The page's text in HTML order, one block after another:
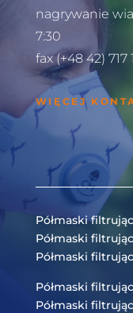
nagrywanie
7:30
fax (+48 42) 717
WIĘCEJ
Półmaski
Półmaski
Półmaski
Półmaski
Półmaski